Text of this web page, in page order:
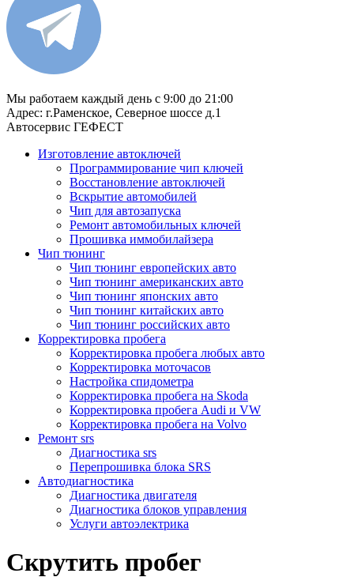
Мы работаем каждый день с 9:00 до 21:00
Адрес: г.Раменское, Северное шоссе д.1
Автосервис ГЕФЕСТ
Изготовление автоключей
Программирование чип ключей
Восстановление автоключей
Вскрытие автомобилей
Чип для автозапуска
Ремонт автомобильных ключей
Прошивка иммобилайзера
Чип тюнинг
Чип тюнинг европейских авто
Чип тюнинг американских авто
Чип тюнинг японских авто
Чип тюнинг китайских авто
Чип тюнинг российских авто
Корректировка пробега
Корректировка пробега любых авто
Корректировка моточасов
Настройка спидометра
Корректировка пробега на Skoda
Корректировка пробега Audi и VW
Корректировка пробега на Volvo
Ремонт srs
Диагностика srs
Перепрошивка блока SRS
Автодиагностика
Диагностика двигателя
Диагностика блоков управления
Услуги автоэлектрика
Скрутить пробег